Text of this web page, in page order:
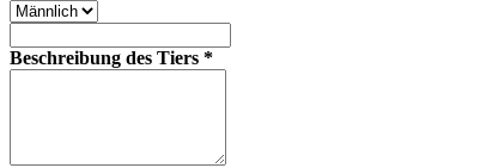
Beschreibung des Tiers *